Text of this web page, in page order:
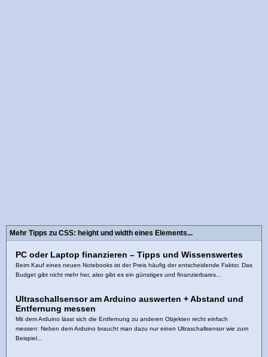
Mehr Tipps zu CSS: height und width eines Elements...
PC oder Laptop finanzieren – Tipps und Wissenswertes
Beim Kauf eines neuen Notebooks ist der Preis häufig der entscheidende Faktor. Das
Budget gibt nicht mehr her, also gibt es ein günstiges und finanzierbares...
Ultraschallsensor am Arduino auswerten + Abstand und
Entfernung messen
Mit dem Arduino lässt sich die Entfernung zu anderen Objekten recht einfach
messen: Neben dem Arduino braucht man dazu nur einen Ultraschallsensor wie zum
Beispiel...